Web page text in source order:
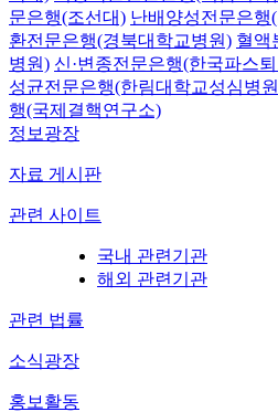
문은행(조선대) 난배양성전문은행
환전문은행(경북대학교병원) 혈액
병원) 신·변종전문은행(한국파스
성균전문은행(한림대학교성심병
행(국제결핵연구소)
정보광장
자료 게시판
관련 사이트
국내 관련기관
해외 관련기관
관련 법률
소식광장
홍보활동